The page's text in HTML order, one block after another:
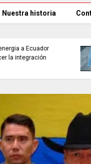
Nuestra historia
NOTICIAS de Cundinamarca con
Juan Helmuth Larrahondo